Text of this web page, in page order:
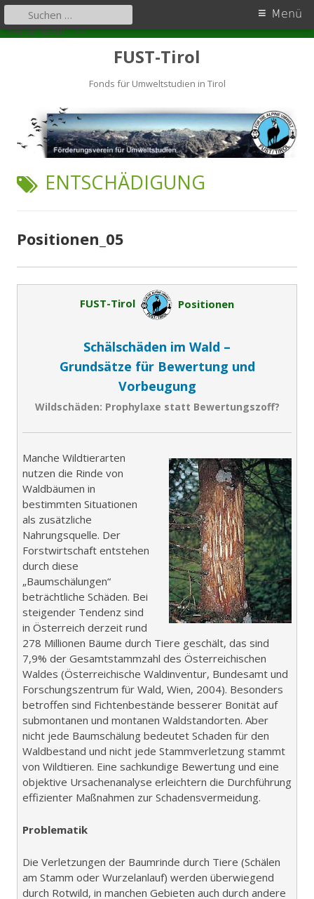
...WeiterlesenPositionen_05
" />Zum
springenFUST-Tirol
Fonds für Umweltstudien in Tirol
Primäres
Menü
Menü
Suchen
nach:
SCHLAGWORT:
ENTSCHÄDIGUNG
Positionen_05
FUST-Tirol Positionen
Schälschäden im Wald –
Grundsätze für Bewertung und
Vorbeugung
Wildschäden: Prophylaxe statt Bewertungszoff?
Manche Wildtierarten
nutzen die Rinde von
Waldbäumen in
bestimmten Situationen
als zusätzliche
Nahrungsquelle. Der
Forstwirtschaft entstehen
durch diese
„Baumschälungen“
beträchtliche Schäden. Bei
steigender Tendenz sind
in Österreich derzeit rund
278 Millionen Bäume durch Tiere geschält, das sind
7,9% der Gesamtstammzahl des Österreichischen
Waldes (Österreichische Waldinventur, Bundesamt und
Forschungszentrum für Wald, Wien, 2004). Besonders
betroffen sind Fichtenbestände besserer Bonität auf
submontanen und montanen Waldstandorten. Aber
nicht jede Baumschälung bedeutet Schaden für den
Waldbestand und nicht jede Stammverletzung stammt
von Wildtieren. Eine sachkundige Bewertung und eine
objektive Ursachenanalyse erleichtern die Durchführung
effizienter Maßnahmen zur Schadensvermeidung.
Problematik
Die Verletzungen der Baumrinde durch Tiere (Schälen
am Stamm oder Wurzelanlauf) werden überwiegend
durch Rotwild, in manchen Gebieten auch durch andere